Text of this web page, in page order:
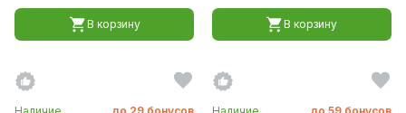
В корзину В корзину